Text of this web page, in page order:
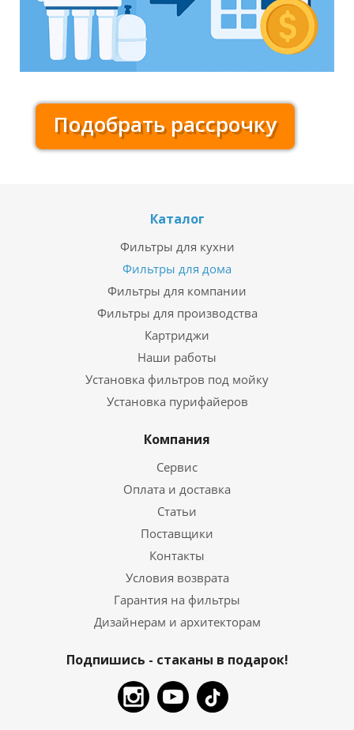
Подобрать рассрочку
Каталог
Фильтры для кухни
Фильтры для дома
Фильтры для компании
Фильтры для производства
Картриджи
Наши работы
Установка фильтров под мойку
Установка пурифайеров
Компания
Сервис
Оплата и доставка
Статьи
Поставщики
Контакты
Условия возврата
Гарантия на фильтры
Дизайнерам и архитекторам
Подпишись - стаканы в подарок!